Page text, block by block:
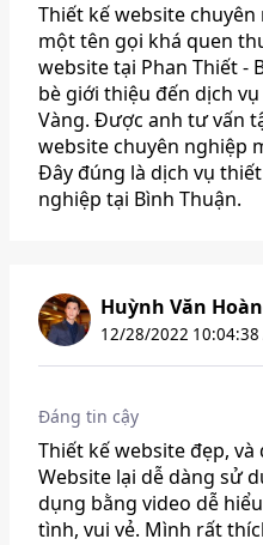
Thiết kế website chuyên
một tên gọi khá quen
website tại Phan Thiết -
bè giới thiệu đến dịch
Vàng. Được anh tư vấn
website chuyên nghiệp
Đây đúng là dịch vụ
nghiệp tại Bình Thuận.
Huỳnh Văn
12/28/2022 10:04:38
Đáng tin cậy
Thiết kế website đẹp,
Website lại dễ dàng sử
dụng bằng video dễ
tình, vui vẻ. Mình rất